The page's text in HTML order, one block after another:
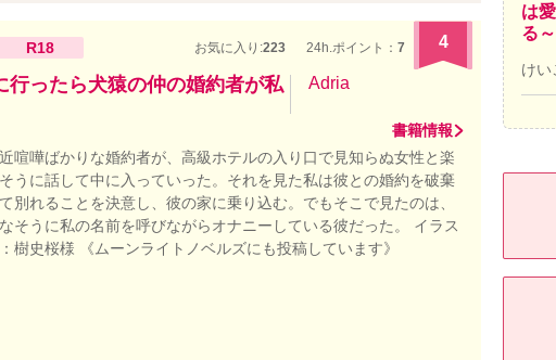
R18 お気に入り:223 24h.ポイント： 7 4
行ったら犬猿の仲の婚約者が私
Adria
書籍情報
喧嘩ばかりな婚約者が、高級ホテルの入り口で見知らぬ女性と楽
うに話して中に入っていった。それを見た私は彼との婚約を破棄
別れることを決意し、彼の家に乗り込む。でもそこで見たのは、
そうに私の名前を呼びながらオナニーしている彼だった。 イラス
：樹史桜様 《ムーンライトノベルズにも投稿しています》
は
る～
けい